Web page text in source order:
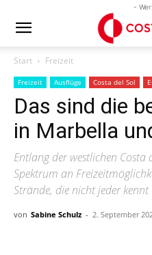
-
Start Freizeit
Freizeit Ausflüge Costa del Sol
Das sind die
in Marbella
Entlang der westlichen Costa
Spektrum an
Strände, die nicht jeder kennt
von Sabine Schulz - 2. September